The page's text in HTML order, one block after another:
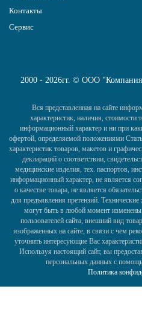
Контакты
Сервис
2000 - 2026гг. © ООО
Вся представленная на сайте
характеристик, наличия, стоимости
информационный характер и ни при
офертой, определяемой положениями
характеристик товаров, макетов и
деклараций о соответствии,
медицинские изделия, тех. паспортов,
информационный характер, не является
о качестве товара, не является
для предъявления претензий.
могут быть в любой момент изменены
пользователей сайта, внешний вид
изображенных на сайте, в связи с чем
уточнить интересующие Вас
Используя настоящий сайт, вы
персональных данных с
Политика